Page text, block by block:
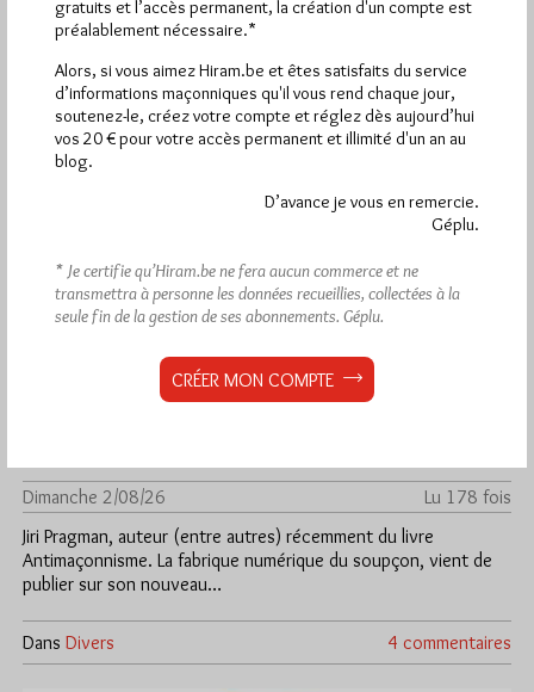
Analyse de la cyberattaque du DH par
Dimanche 2/08/26
Lu 178 fois
Jiri Pragman, auteur (entre autres) récemment du livre
Antimaçonnisme. La fabrique numérique du soupçon, vient de
publier sur son nouveau…
Dans Divers 4 commentaires
gratuits et l’accès permanent, la création d'un compte est
préalablement nécessaire.*
Alors, si vous aimez Hiram.be et êtes satisfaits du service
d’informations maçonniques qu'il vous rend chaque jour,
soutenez-le, créez votre compte et réglez dès aujourd’hui
vos 20 € pour votre accès permanent et illimité d'un an au
blog.
D’avance je vous en remercie.
Géplu.
* Je certifie qu’Hiram.be ne fera aucun commerce et ne
transmettra à personne les données recueillies, collectées à la
seule fin de la gestion de ses abonnements. Géplu.
CRÉER MON COMPTE